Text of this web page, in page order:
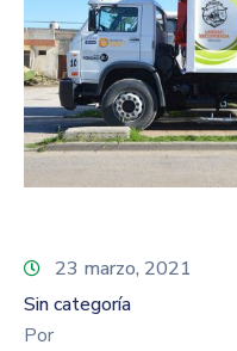
23 marzo, 2021
Sin categoría
Por